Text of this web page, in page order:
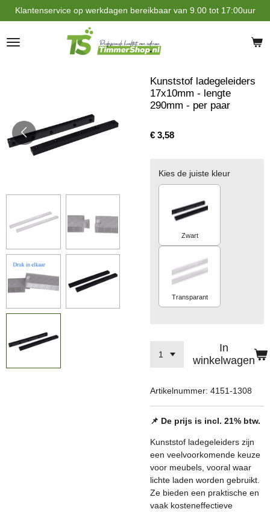
Ga
direct
naar
de
Klantenservice op werkdagen bereikbaar van 9.00 tot 17:00uur
Kunststof ladegeleiders
17x10mm - lengte
290mm - per paar
€ 3,58
Kies de juiste kleur
Zwart
Transparant
In
winkelwagen
Artikelnummer: 4151-1308
📌 De prijs is incl. 21% btw.
Kunststof ladegeleiders zijn
een veelvoorkomende keuze
voor meubels, vooral waar
lichte laden worden gebruikt.
Ze bieden een praktische en
vaak kosteneffectieve